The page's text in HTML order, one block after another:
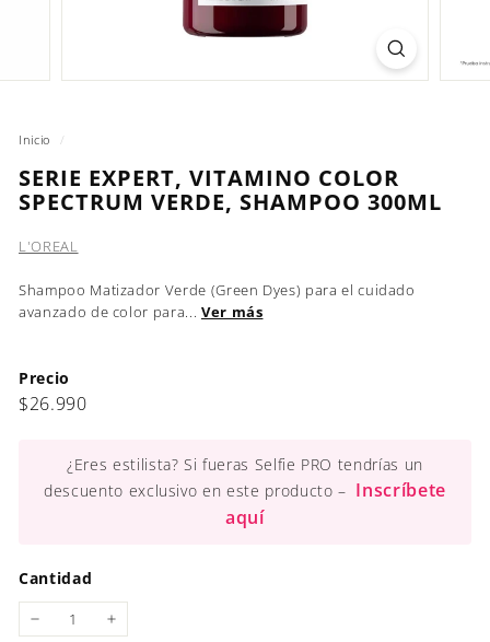
Inicio /
SERIE EXPERT, VITAMINO COLOR
SPECTRUM VERDE, SHAMPOO 300ML
L'OREAL
Shampoo Matizador Verde (Green Dyes) para el cuidado
avanzado de color para... Ver más
Precio
Precio
$26.990$26.990
¿Eres estilista? Si fueras Selfie PRO tendrías un
descuento exclusivo en este producto – Inscríbete
aquí
Cantidad
+